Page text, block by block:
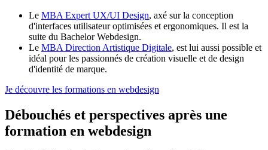
Le MBA Expert UX/UI Design, axé sur la conception
d'interfaces utilisateur optimisées et ergonomiques. Il est la
suite du Bachelor Webdesign.
Le MBA Direction Artistique Digitale, est lui aussi possible et
idéal pour les passionnés de création visuelle et de design
d'identité de marque.
Je découvre les formations en webdesign
Débouchés et perspectives après une
formation en webdesign